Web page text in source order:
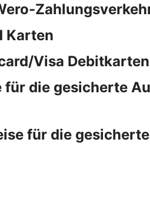
Karten
Visa
die gesicherte
für die